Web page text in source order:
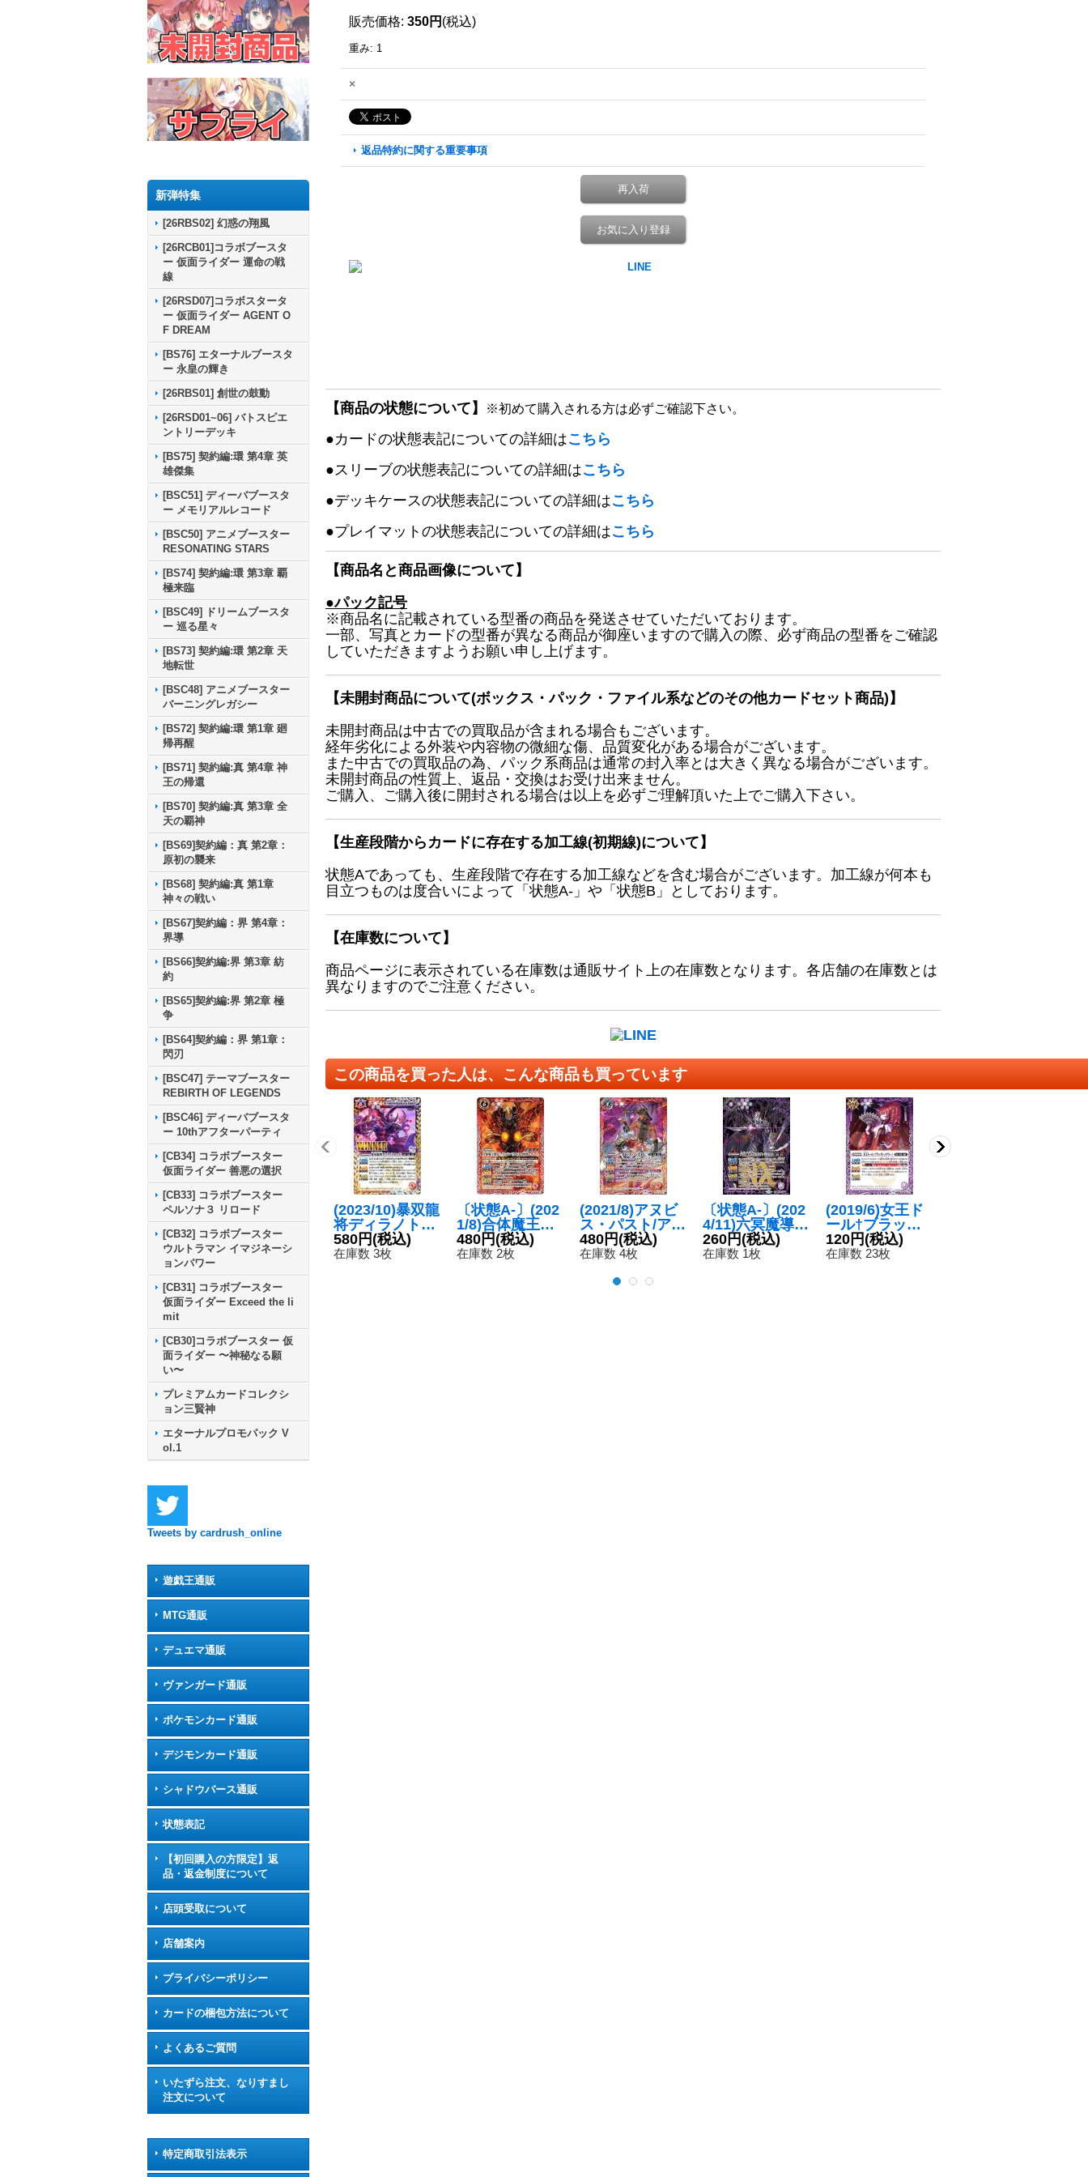
新弾特集
[26RBS02] 幻惑の翔風
[26RCB01]コラボブースタ
ー 仮面ライダー 運命の戦
線
[26RSD07]コラボスタータ
ー 仮面ライダー AGENT O
F DREAM
[BS76] エターナルブースタ
ー 永皇の輝き
[26RBS01] 創世の鼓動
[26RSD01~06] バトスピエ
ントリーデッキ
[BS75] 契約編:環 第4章 英
雄傑集
[BSC51] ディーバブースタ
ー メモリアルレコード
[BSC50] アニメブースター
RESONATING STARS
[BS74] 契約編:環 第3章 覇
極来臨
[BSC49] ドリームブースタ
ー 巡る星々
[BS73] 契約編:環 第2章 天
地転世
[BSC48] アニメブースター
バーニングレガシー
[BS72] 契約編:環 第1章 廻
帰再醒
[BS71] 契約編:真 第4章 神
王の帰還
[BS70] 契約編:真 第3章 全
天の覇神
[BS69]契約編：真 第2章：
原初の襲来
[BS68] 契約編:真 第1章
神々の戦い
[BS67]契約編：界 第4章：
界導
[BS66]契約編:界 第3章 紡
約
[BS65]契約編:界 第2章 極
争
[BS64]契約編：界 第1章：
閃刃
[BSC47] テーマブースター
REBIRTH OF LEGENDS
[BSC46] ディーバブースタ
ー 10thアフターパーティ
[CB34] コラボブースター
仮面ライダー 善悪の選択
[CB33] コラボブースター
ペルソナ３ リロード
[CB32] コラボブースター
ウルトラマン イマジネーシ
ョンパワー
[CB31] コラボブースター
仮面ライダー Exceed the li
mit
[CB30]コラボブースター 仮
面ライダー 〜神秘なる願
い〜
プレミアムカードコレクシ
ョン三賢神
エターナルプロモパック V
ol.1
Tweets by cardrush_online
遊戯王通販
MTG通販
デュエマ通販
ヴァンガード通販
ポケモンカード通販
デジモンカード通販
シャドウバース通販
状態表記
【初回購入の方限定】返
品・返金制度について
店頭受取について
店舗案内
プライバシーポリシー
カードの梱包方法について
よくあるご質問
いたずら注文、なりすまし
注文について
特定商取引法表示
販売価格: 350円 (税込)
重み: 1
×
返品特約に関する重要事項
再入荷
お気に入り登録
【商品の状態について】 ※初めて購入される方は必ずご確認下さい。
●カードの状態表記についての詳細はこちら
●スリーブの状態表記についての詳細はこちら
●デッキケースの状態表記についての詳細はこちら
●プレイマットの状態表記についての詳細はこちら
【商品名と商品画像について】
●パック記号
※商品名に記載されている型番の商品を発送させていただいております。
一部、写真とカードの型番が異なる商品が御座いますので購入の際、必ず商品の型番をご確認
していただきますようお願い申し上げます。
【未開封商品について(ボックス・パック・ファイル系などのその他カードセット商品)】
未開封商品は中古での買取品が含まれる場合もございます。
経年劣化による外装や内容物の微細な傷、品質変化がある場合がございます。
また中古での買取品の為、パック系商品は通常の封入率とは大きく異なる場合がございます。
未開封商品の性質上、返品・交換はお受け出来ません。
ご購入、ご購入後に開封される場合は以上を必ずご理解頂いた上でご購入下さい。
【生産段階からカードに存在する加工線(初期線)について】
状態Aであっても、生産段階で存在する加工線などを含む場合がございます。加工線が何本も
目立つものは度合いによって「状態A-」や「状態B」としております。
【在庫数について】
商品ページに表示されている在庫数は通販サイト上の在庫数となります。各店舗の在庫数とは
異なりますのでご注意ください。
この商品を買った人は、こんな商品も買っています
(2023/10)暴双龍
将ディラノトロ
ード(WINNER)
【X】{BSC42-X
580円(税込)
在庫数 3枚
〔状態A-〕(202
1/8)合体魔王獣
ゼッパンドン[ウ
ルトラ怪獣202
480円(税込)
在庫数 2枚
(2021/8)アヌビ
ス・パスト/アヌ
ビス・フューチ
ャー【CP】{BS
7-TCP04b}
480円(税込)
在庫数 4枚
〔状態A-〕(202
4/11)六冥魔導デ
ルズ・ヴァジュ
ラム【NX】{BS
260円(税込)
在庫数 1枚
(2019/6)女王ド
ール†ブラッデ
ィ・メアリー†
【C】{BS48-03
120円(税込)
在庫数 23枚